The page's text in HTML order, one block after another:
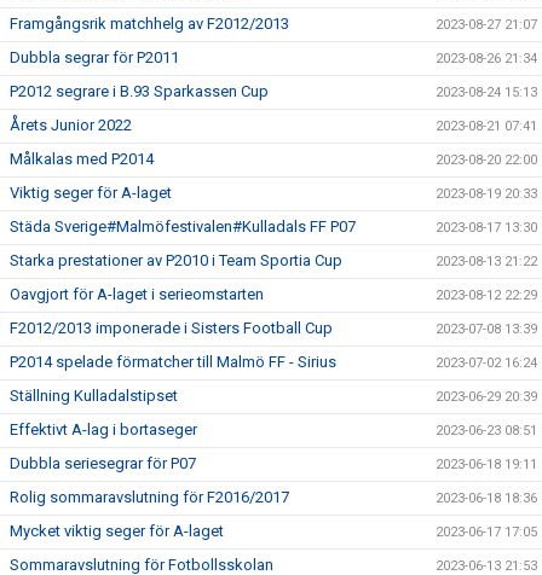
Framgångsrik matchhelg av F2012/2013 2023-08-27 21:07
Dubbla segrar för P2011 2023-08-26 21:34
P2012 segrare i B.93 Sparkassen Cup 2023-08-24 15:13
Årets Junior 2022 2023-08-21 07:41
Målkalas med P2014 2023-08-20 22:00
Viktig seger för A-laget 2023-08-19 20:33
Städa Sverige#Malmöfestivalen#Kulladals FF P07 2023-08-17 13:30
Starka prestationer av P2010 i Team Sportia Cup 2023-08-13 21:22
Oavgjort för A-laget i serieomstarten 2023-08-12 22:29
F2012/2013 imponerade i Sisters Football Cup 2023-07-08 13:39
P2014 spelade förmatcher till Malmö FF - Sirius 2023-07-02 16:24
Ställning Kulladalstipset 2023-06-29 20:39
Effektivt A-lag i bortaseger 2023-06-23 08:51
Dubbla seriesegrar för P07 2023-06-18 19:11
Rolig sommaravslutning för F2016/2017 2023-06-18 18:36
Mycket viktig seger för A-laget 2023-06-17 17:05
Sommaravslutning för Fotbollsskolan 2023-06-13 21:53